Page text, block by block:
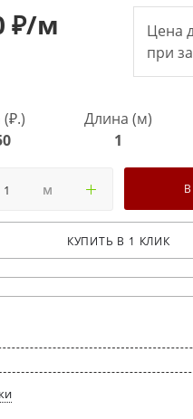
₽/м
Цена
при
Длина (м)
1
м
КУПИТЬ В 1 КЛИК